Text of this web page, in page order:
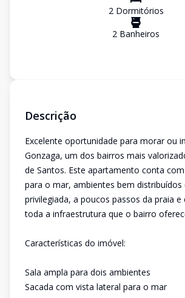
2Dormitórios
2 Banheiros
Descrição
Excelente oportunidade para morar ou
Gonzaga, um dos bairros mais
de Santos. Este apartamento conta
para o mar, ambientes bem distribuídos
privilegiada, a poucos passos da praia
toda a infraestrutura que o bairro
Características do imóvel:
Sala ampla para dois ambientes
Sacada com vista lateral para o mar